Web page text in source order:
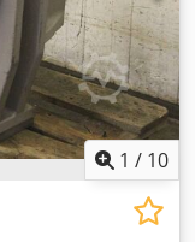
1 / 10